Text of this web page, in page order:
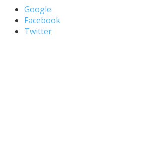
Google
Facebook
Twitter